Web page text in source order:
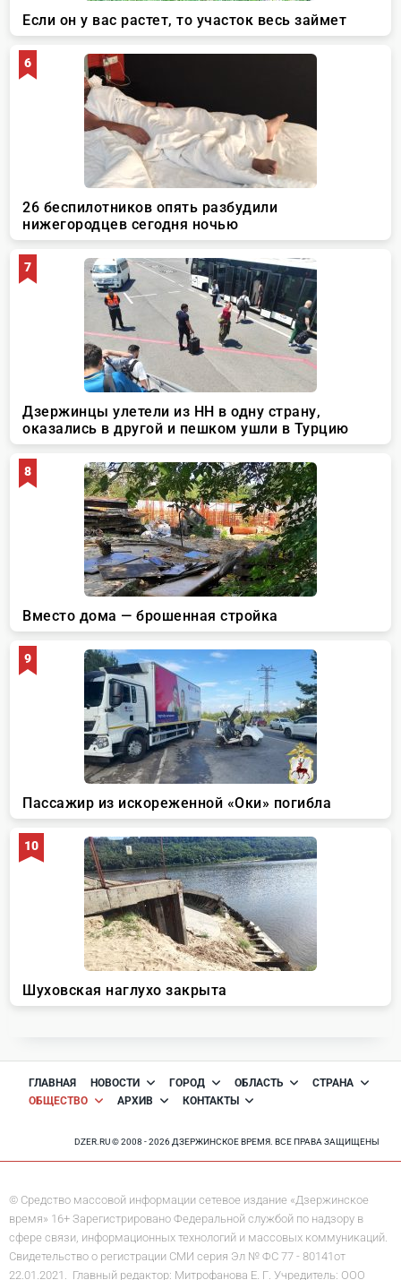
ГЛАВНАЯ НОВОСТИ ГОРОД ОБЛАСТЬ
СТРАНА
ОБЩЕСТВО
АРХИВ КОНТАКТЫ
DZER.RU © 2008 - 2026 ДЗЕРЖИНСКОЕ ВРЕМЯ. ВСЕ ПРАВА ЗАЩИЩЕНЫ
© Средство массовой информации сетевое издание «Дзержинское
время» 16+ Зарегистрировано Федеральной службой по надзору в
сфере связи, информационных технологий и массовых коммуникаций.
Свидетельство о регистрации СМИ серия Эл № ФС 77 - 80141от
22.01.2021. Главный редактор: Митрофанова Е. Г. Учредитель: ООО